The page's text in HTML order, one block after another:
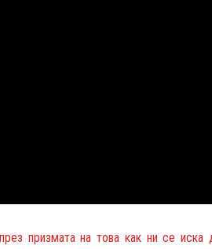
призмата на това как ни се